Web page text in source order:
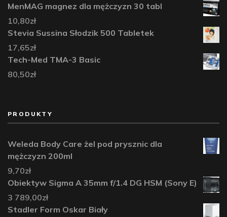
MenMAG magnez dla mężczyzn 30 tabl
10,80zł
Stevia Sussina Słodzik 500 Tabletek
17,65zł
Tech-Med TMA-3 Basic
80,50zł
PRODUKTY
Weleda Body Care żel pod prysznic dla
mężczyzn 200ml
9,70zł
Obiektyw Sigma A 35mm f/1.4 DG HSM (Sony E)
3 789,00zł
Stadler Form Oskar Biały